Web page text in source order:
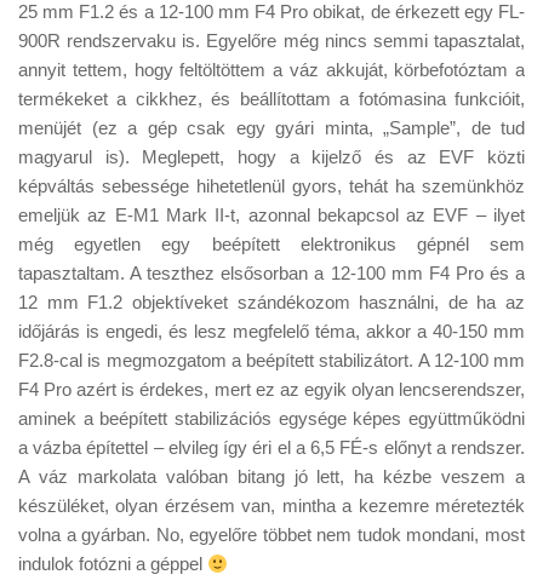
Érdekességek
Helyszíni Riport
E-BB
25 mm F1.2 és a 12-100 mm F4 Pro obikat, de érkezett egy FL-
900R rendszervaku is. Egyelőre még nincs semmi tapasztalat,
annyit tettem, hogy feltöltöttem a váz akkuját, körbefotóztam a
termékeket a cikkhez, és beállítottam a fotómasina funkcióit,
menüjét (ez a gép csak egy gyári minta, „Sample”, de tud
magyarul is). Meglepett, hogy a kijelző és az EVF közti
képváltás sebessége hihetetlenül gyors, tehát ha szemünkhöz
emeljük az E-M1 Mark II-t, azonnal bekapcsol az EVF – ilyet
még egyetlen egy beépített elektronikus gépnél sem
tapasztaltam. A teszthez elsősorban a 12-100 mm F4 Pro és a
12 mm F1.2 objektíveket szándékozom használni, de ha az
időjárás is engedi, és lesz megfelelő téma, akkor a 40-150 mm
F2.8-cal is megmozgatom a beépített stabilizátort. A 12-100 mm
F4 Pro azért is érdekes, mert ez az egyik olyan lencserendszer,
aminek a beépített stabilizációs egysége képes együttműködni
a vázba építettel – elvileg így éri el a 6,5 FÉ-s előnyt a rendszer.
A váz markolata valóban bitang jó lett, ha kézbe veszem a
készüléket, olyan érzésem van, mintha a kezemre méretezték
volna a gyárban. No, egyelőre többet nem tudok mondani, most
indulok fotózni a géppel